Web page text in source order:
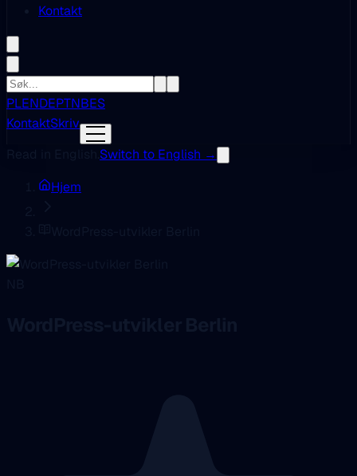
Kontakt
PLENDEPTNBES
KontaktSkriv
Switch to English →
Hjem